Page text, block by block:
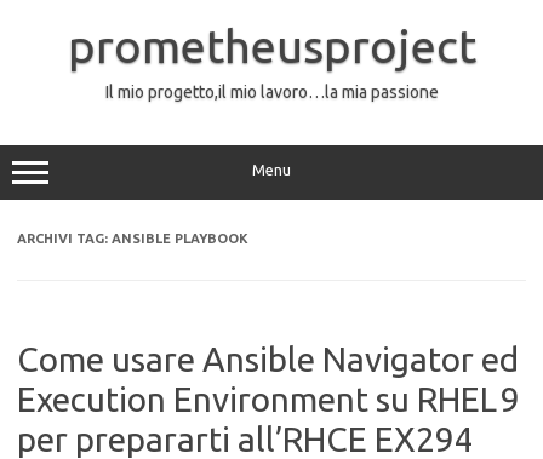
contenutoprometheusproject
Il mio progetto,il mio lavoro…la mia passione
Menu
ARCHIVI TAG: ANSIBLE PLAYBOOK
Come usare Ansible Navigator ed
Execution Environment su RHEL 9
per prepararti all’RHCE EX294